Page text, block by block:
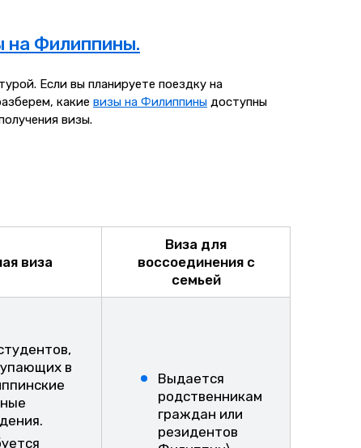
на Филиппины.
Если вы планируете поездку на
какие визы на Филиппины доступны
визы.
виза
Виза для
воссоединения с
семьей
в
Выдается
родственникам
граждан или
резидентов